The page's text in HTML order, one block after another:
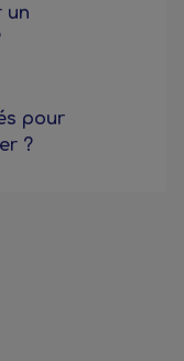
un
pour
?